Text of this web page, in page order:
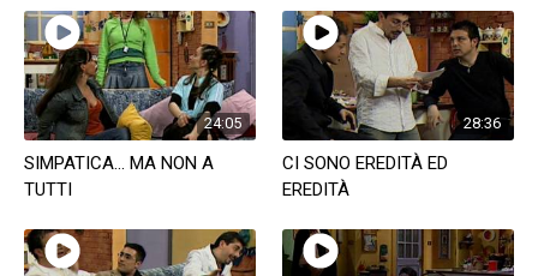
24:05
SIMPATICA... MA NON A
TUTTI
28:36
CI SONO EREDITÀ ED
EREDITÀ